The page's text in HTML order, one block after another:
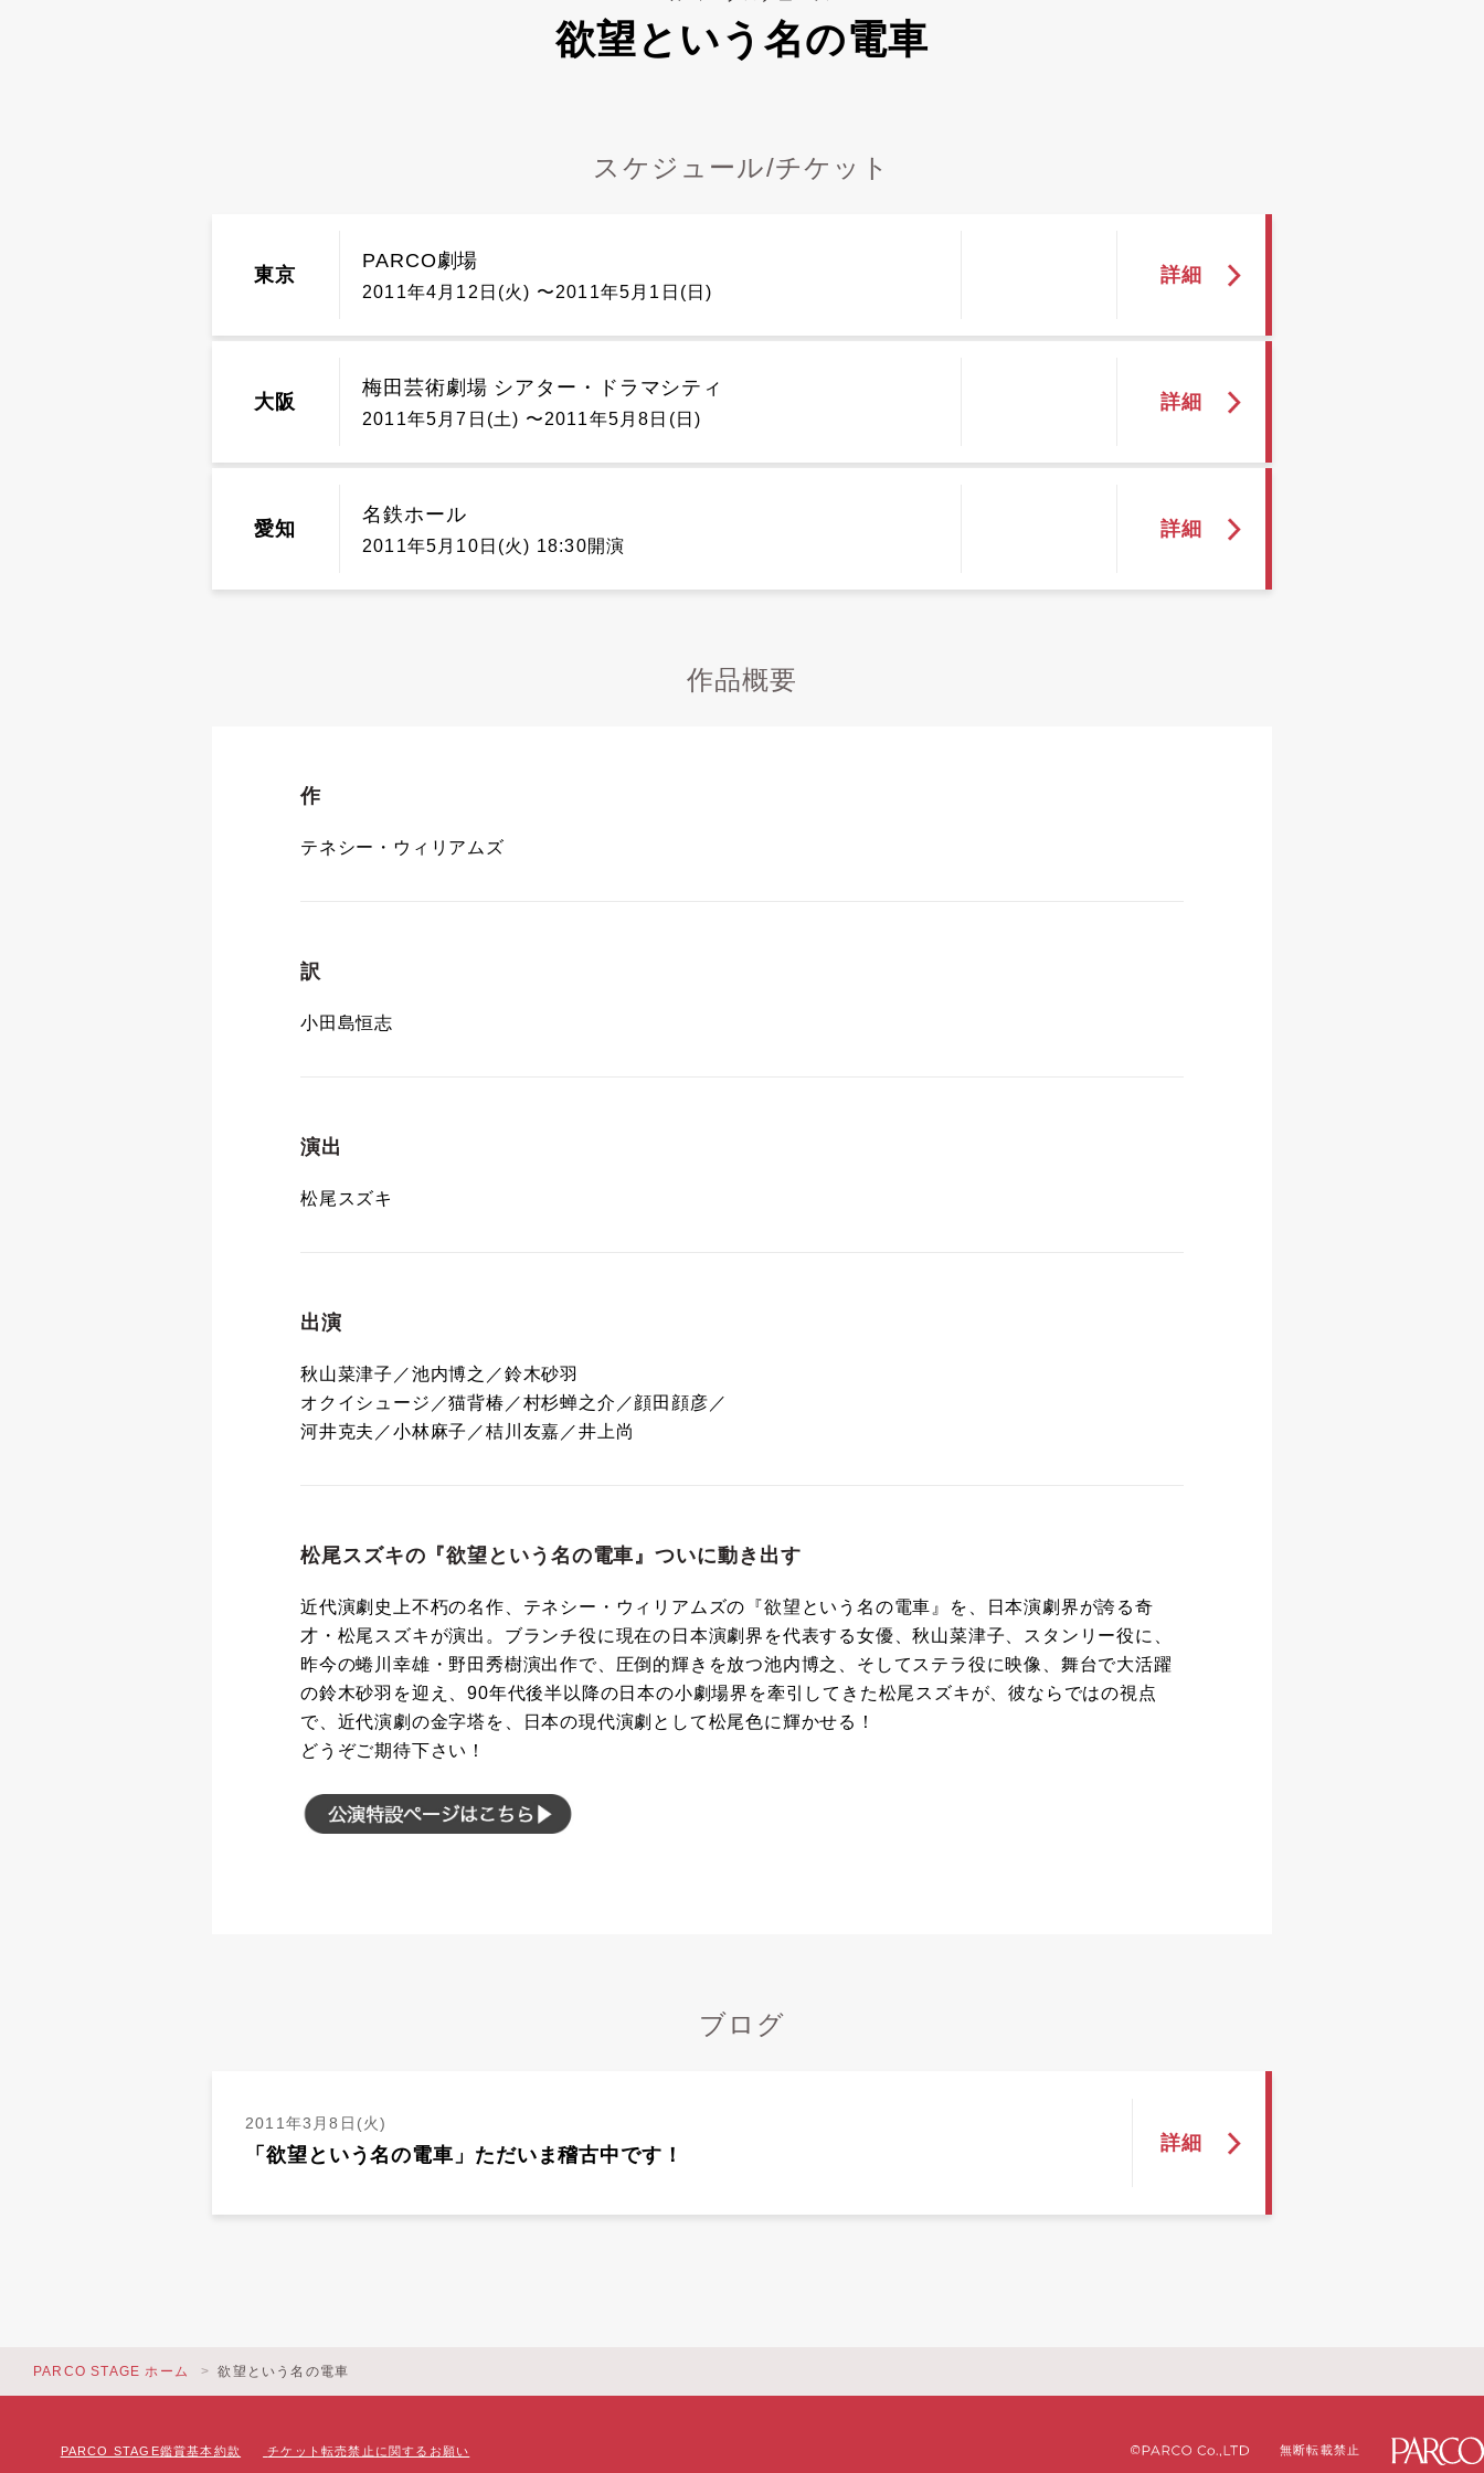
欲望という名の電車
スケジュール/チケット
東京
PARCO劇場
2011年4月12日(火) 〜2011年5月1日(日)
大阪
梅田芸術劇場 シアター・ドラマシティ
2011年5月7日(土) 〜2011年5月8日(日)
愛知
名鉄ホール
2011年5月10日(火) 18:30開演
作品概要
作
テネシー・ウィリアムズ
訳
小田島恒志
演出
松尾スズキ
出演
秋山菜津子／池内博之／鈴木砂羽
オクイシュージ／猫背椿／村杉蝉之介／顔田顔彦／
河井克夫／小林麻子／桔川友嘉／井上尚
松尾スズキの『欲望という名の電車』ついに動き出す
近代演劇史上不朽の名作、テネシー・ウィリアムズの『欲望という名の電車』を、日本演劇界が誇る奇
才・松尾スズキが演出。ブランチ役に現在の日本演劇界を代表する女優、秋山菜津子、スタンリー役に、
昨今の蜷川幸雄・野田秀樹演出作で、圧倒的輝きを放つ池内博之、そしてステラ役に映像、舞台で大活躍
の鈴木砂羽を迎え、90年代後半以降の日本の小劇場界を牽引してきた松尾スズキが、彼ならではの視点
で、近代演劇の金字塔を、日本の現代演劇として松尾色に輝かせる！
どうぞご期待下さい！
ブログ
2011年3月8日(火)
「欲望という名の電車」ただいま稽古中です！
PARCO STAGE ホーム 欲望という名の電車
PARCO STAGE鑑賞基本約款 チケット転売禁止に関するお願い 無断転載禁止